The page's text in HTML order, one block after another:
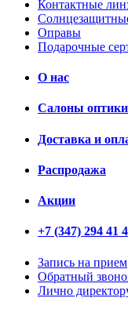
Контактные
Оправы
Подарочные
О нас
Салоны оптики
Доставка и
Распродажа
Акции
+7 (347) 294 41
Запись на прием
Обратный
Лично